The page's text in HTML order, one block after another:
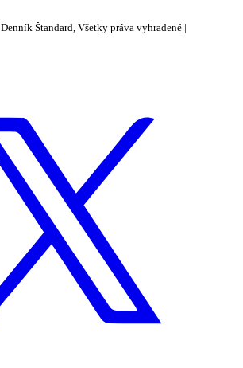
Denník Štandard, Všetky práva vyhradené |